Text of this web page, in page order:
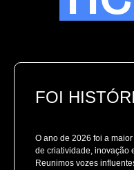
FOI
O ano de 2026 foi a
de criatividade, inovação
Reunimos vozes